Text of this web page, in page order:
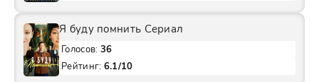
Я буду помнить Сериал
Голосов: 36
Рейтинг: 6.1/10